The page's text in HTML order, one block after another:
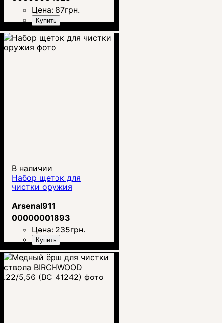
Цена: 87грн.
Купить
В наличии
Набор щеток для
чистки оружия
Arsenal911
00000001893
Цена: 235грн.
Купить